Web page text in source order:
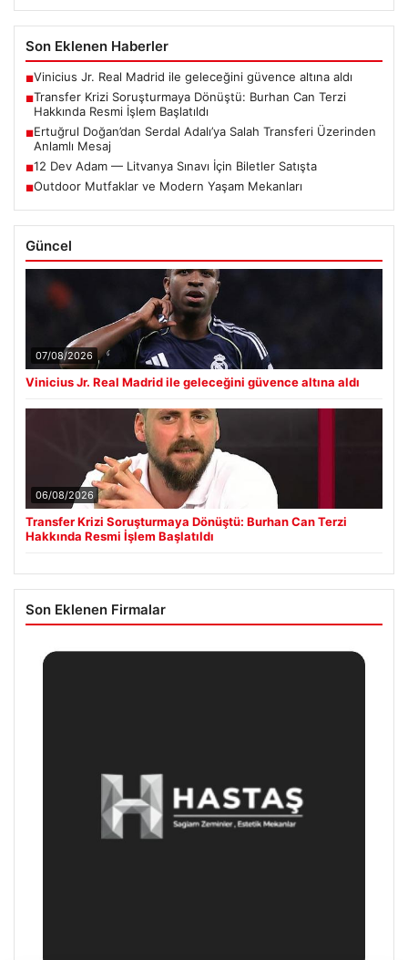
Son Eklenen Haberler
■Vinicius Jr. Real Madrid ile geleceğini güvence altına aldı
■Transfer Krizi Soruşturmaya Dönüştü: Burhan Can Terzi
Hakkında Resmi İşlem Başlatıldı
■Ertuğrul Doğan’dan Serdal Adalı’ya Salah Transferi Üzerinden
Anlamlı Mesaj
■12 Dev Adam — Litvanya Sınavı İçin Biletler Satışta
■Outdoor Mutfaklar ve Modern Yaşam Mekanları
Güncel
07/08/2026
Vinicius Jr. Real Madrid ile geleceğini güvence altına aldı
06/08/2026
Transfer Krizi Soruşturmaya Dönüştü: Burhan Can Terzi
Hakkında Resmi İşlem Başlatıldı
Son Eklenen Firmalar